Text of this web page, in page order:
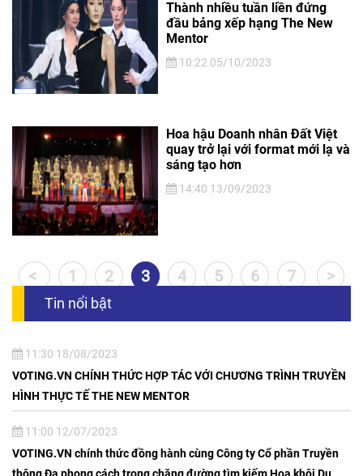
Thành nhiều tuần liền đứng
đầu bảng xếp hạng The New
Mentor
10:22 05/10/2023
Hoa hậu Doanh nhân Đất Việt
quay trở lại với format mới lạ và
sáng tạo hơn
14:40 13/09/2023
< 1 2 3 4 5 6 7 >
Tin nổi bật
11:30 18/08/2023
VOTING.VN CHÍNH THỨC HỢP TÁC VỚI CHƯƠNG TRÌNH TRUYỀN
HÌNH THỰC TẾ THE NEW MENTOR
11:00 12/07/2023
VOTING.VN chính thức đồng hành cùng Công ty Cổ phần Truyền